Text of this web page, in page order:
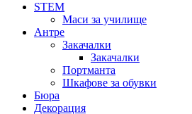
STEM
Маси за училище
Антре
Закачалки
Закачалки
Портманта
Шкафове за обувки
Бюра
Декорация